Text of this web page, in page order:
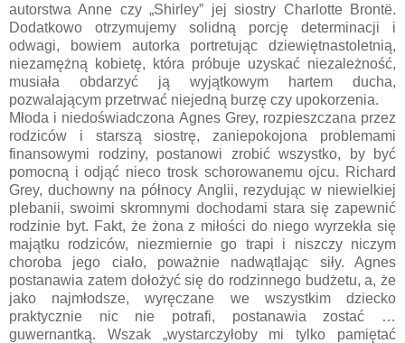
autorstwa Anne czy „Shirley” jej siostry Charlotte Brontë.
Dodatkowo otrzymujemy solidną porcję determinacji i
odwagi, bowiem autorka portretując dziewiętnastoletnią,
niezamężną kobietę, która próbuje uzyskać niezależność,
musiała obdarzyć ją wyjątkowym hartem ducha,
pozwalającym przetrwać niejedną burzę czy upokorzenia.
Młoda i niedoświadczona Agnes Grey, rozpieszczana przez
rodziców i starszą siostrę, zaniepokojona problemami
finansowymi rodziny, postanowi zrobić wszystko, by być
pomocną i odjąć nieco trosk schorowanemu ojcu. Richard
Grey, duchowny na północy Anglii, rezydując w niewielkiej
plebanii, swoimi skromnymi dochodami stara się zapewnić
rodzinie byt. Fakt, że żona z miłości do niego wyrzekła się
majątku rodziców, niezmiernie go trapi i niszczy niczym
choroba jego ciało, poważnie nadwątlając siły. Agnes
postanawia zatem dołożyć się do rodzinnego budżetu, a, że
jako najmłodsze, wyręczane we wszystkim dziecko
praktycznie nic nie potrafi, postanawia zostać …
guwernantką. Wszak „wystarczyłoby mi tylko pamiętać